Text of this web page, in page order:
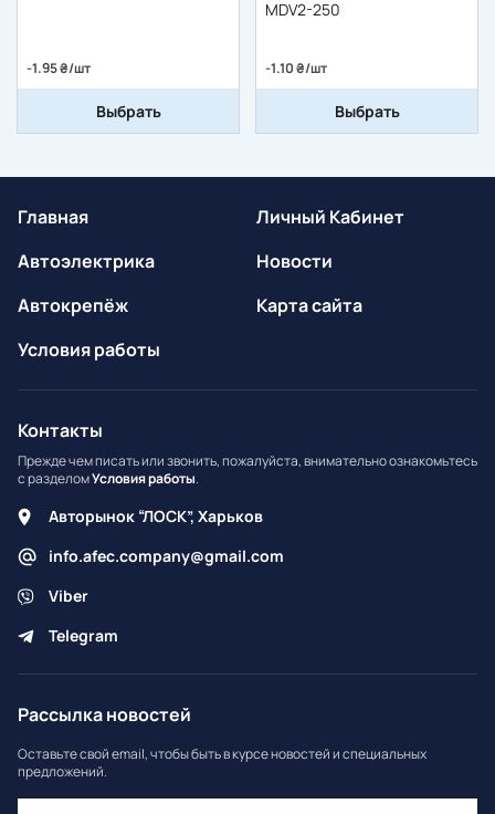
-1.95 ₴/шт
Выбрать
MDV2-250
-1.10 ₴/шт
Выбрать
Главная
Автоэлектрика
Автокрепёж
Условия работы
Личный Кабинет
Новости
Карта сайта
Контакты
Прежде чем писать или звонить, пожалуйста, внимательно ознакомьтесь
с разделомУсловия работы.
Авторынок “ЛОСК”, Харьков
info.afec.company@gmail.com
Viber
Telegram
Рассылка новостей
Оставьте свой email, чтобы быть в курсе новостей и специальных
предложений.